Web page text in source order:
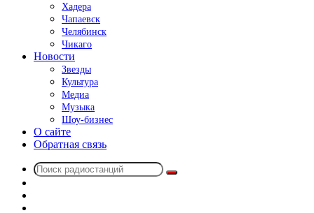
Хадера
Чапаевск
Челябинск
Чикаго
Новости
Звезды
Культура
Медиа
Музыка
Шоу-бизнес
О сайте
Обратная связь
Поиск